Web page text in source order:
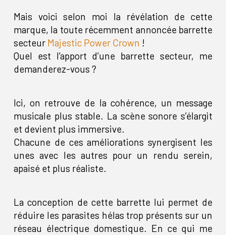
Mais voici selon moi la révélation de cette
marque, la toute récemment annoncée barrette
secteur Majestic Power Crown !
Quel est l’apport d’une barrette secteur, me
demanderez-vous ?
Ici, on retrouve de la cohérence, un message
musicale plus stable. La scène sonore s’élargit
et devient plus immersive.
Chacune de ces améliorations synergisent les
unes avec les autres pour un rendu serein,
apaisé et plus réaliste.
La conception de cette barrette lui permet de
réduire les parasites hélas trop présents sur un
réseau électrique domestique. En ce qui me